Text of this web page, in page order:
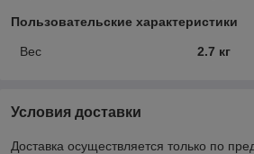
Пользовательские характеристики
Вес 2.7 кг
Условия доставки
Доставка осуществляется только по